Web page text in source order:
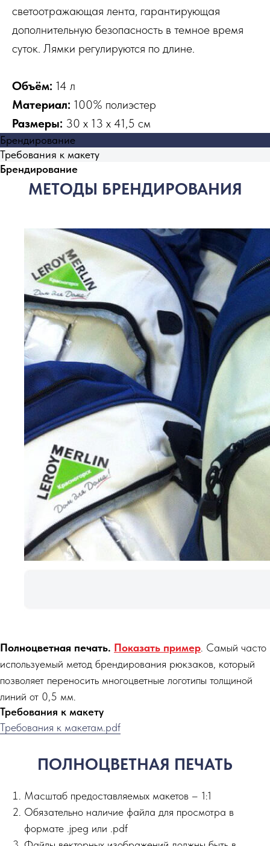
светоотражающая лента, гарантирующая
дополнительную безопасность в темное время
суток. Лямки регулируются по длине.
Объём: 14 л
Материал: 100% полиэстер
Размеры: 30 x 13 x 41,5 см
Брендирование
Требования к макету
Брендирование
МЕТОДЫ БРЕНДИРОВАНИЯ
Полноцветная печать. Показать пример . Самый часто
используемый метод брендирования рюкзаков, который
позволяет переносить многоцветные логотипы толщиной
линий от 0,5 мм.
Требования к макету
Требования к макетам.pdf
ПОЛНОЦВЕТНАЯ ПЕЧАТЬ
Масштаб предоставляемых макетов – 1:1
Обязательно наличие файла для просмотра в
формате .jpeg или .pdf